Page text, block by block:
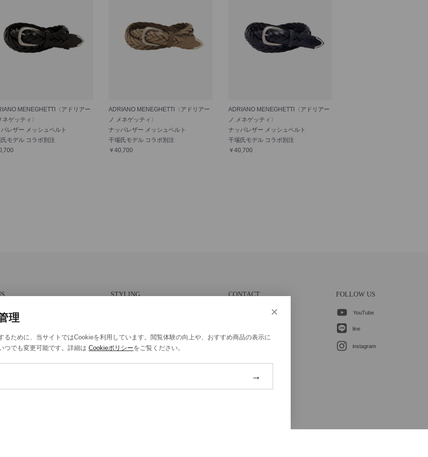
MENEGHETTI〈アドリアー
ネゲッティ〉
レザー メッシュベルト
モデル コラボ別注
ADRIANO MENEGHETTI〈アドリアー
ノ メネゲッティ〉
ナッパレザー メッシュベルト
干場氏モデル コラボ別注
￥40,700
ADRIANO MENEGHETTI〈アドリアー
ノ メネゲッティ〉
ナッパレザー メッシュベルト
干場氏モデル コラボ別注
￥40,700
方針
STYLING CONTACT FOLLOW US
YouTube
line
instagram
×
理
るために、当サイトではCookieを利用しています。閲覧体験の向上や、おすすめ商品の表示に
つでも変更可能です。詳細は Cookieポリシーをご覧ください。
→